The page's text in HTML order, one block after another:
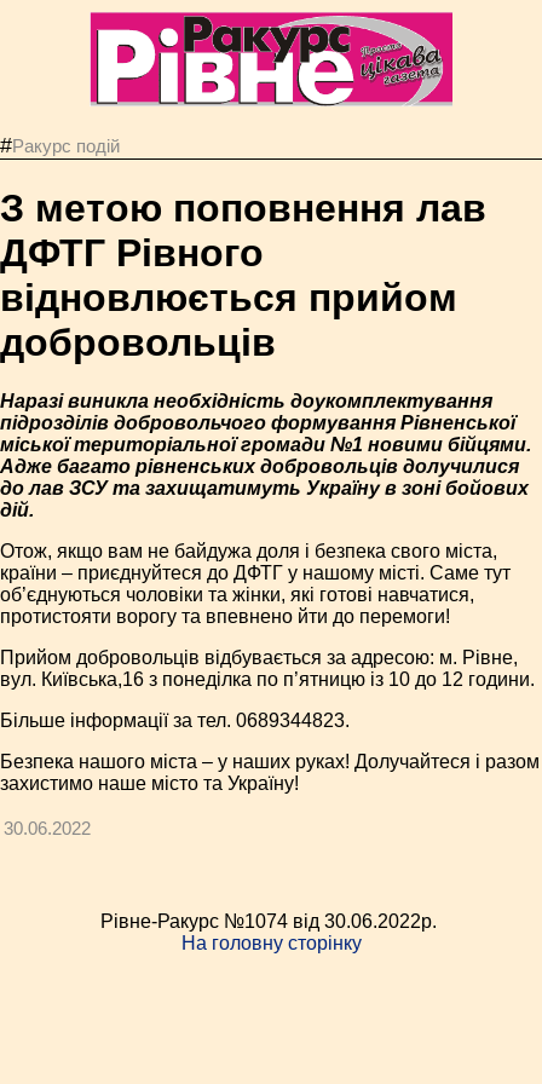
#Ракурс подій
З метою поповнення лав
ДФТГ Рівного
відновлюється прийом
добровольців
Наразі виникла необхідність доукомплектування
підрозділів добровольчого формування Рівненської
міської територіальної громади №1 новими бійцями.
Адже багато рівненських добровольців долучилися
до лав ЗСУ та захищатимуть Україну в зоні бойових
дій.
Отож, якщо вам не байдужа доля і безпека свого міста,
країни – приєднуйтеся до ДФТГ у нашому місті. Саме тут
об’єднуються чоловіки та жінки, які готові навчатися,
протистояти ворогу та впевнено йти до перемоги!
Прийом добровольців відбувається за адресою: м. Рівне,
вул. Київська,16 з понеділка по п’ятницю із 10 до 12 години.
Більше інформації за тел. 0689344823.
Безпека нашого міста – у наших руках! Долучайтеся і разом
захистимо наше місто та Україну!
30.06.2022
Рівне-Ракурс №1074 від 30.06.2022p.
На головну сторінку